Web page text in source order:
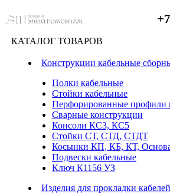
КАТАЛОГ ТОВАРОВ
Конструкции кабельные
Полки кабельные
Стойки кабельные
Перфорированные профили
Сварные конструкции
Консоли КС3, КС5
Стойки СТ, СТД, СТДТ
Косынки КП, КБ, КТ,
Подвески кабельные
Ключ К1156 УЗ
Изделия для прокладки